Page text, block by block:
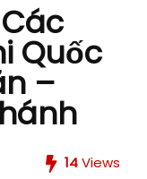
Quốc
–
14Views